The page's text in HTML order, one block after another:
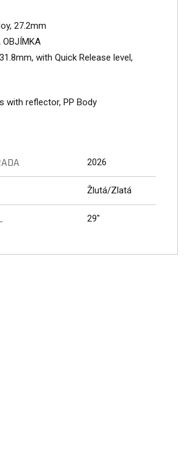
27.2mm
OBJÍMKA
with Quick Release level,
with reflector, PP Body
2026
Žlutá/Zlatá
29"